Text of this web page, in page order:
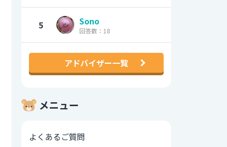
5 Sono
回答数：18
アドバイザー一覧
メニュー
よくあるご質問